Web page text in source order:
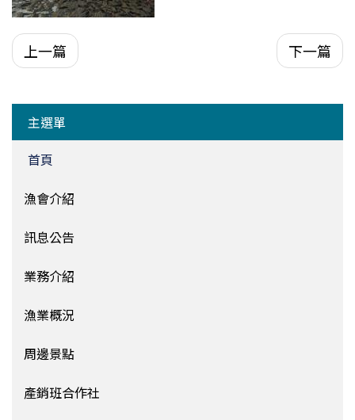
上一篇 下一篇
主選單
首頁
漁會介紹
訊息公告
業務介紹
漁業概況
周邊景點
產銷班合作社